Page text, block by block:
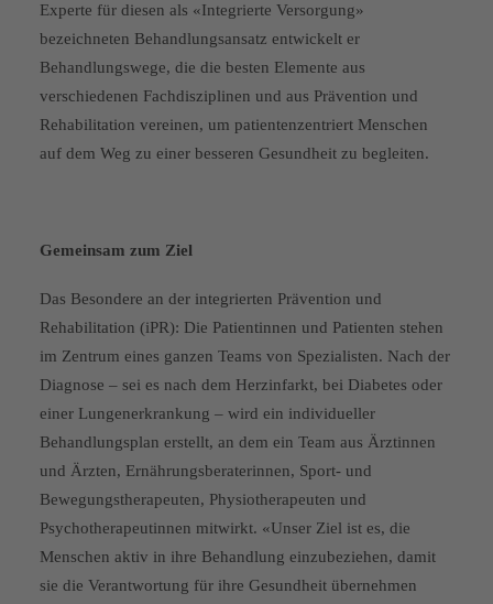
Experte für diesen als «Integrierte Versorgung»
bezeichneten Behandlungsansatz entwickelt er
Behandlungswege, die die besten Elemente aus
verschiedenen Fachdisziplinen und aus Prävention und
Rehabilitation vereinen, um patientenzentriert Menschen
auf dem Weg zu einer besseren Gesundheit zu begleiten.
Gemeinsam zum Ziel
Das Besondere an der integrierten Prävention und
Rehabilitation (iPR): Die Patientinnen und Patienten stehen
im Zentrum eines ganzen Teams von Spezialisten. Nach der
Diagnose – sei es nach dem Herzinfarkt, bei Diabetes oder
einer Lungenerkrankung – wird ein individueller
Behandlungsplan erstellt, an dem ein Team aus Ärztinnen
und Ärzten, Ernährungsberaterinnen, Sport- und
Bewegungstherapeuten, Physiotherapeuten und
Psychotherapeutinnen mitwirkt. «Unser Ziel ist es, die
Menschen aktiv in ihre Behandlung einzubeziehen, damit
sie die Verantwortung für ihre Gesundheit übernehmen